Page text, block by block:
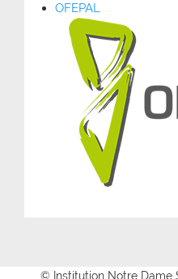
OFEPAL
© Institution Notre Dame